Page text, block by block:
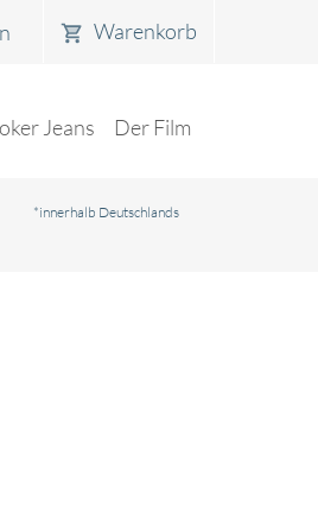
Warenkorb
Jeans Der Film
*innerhalb Deutschlands